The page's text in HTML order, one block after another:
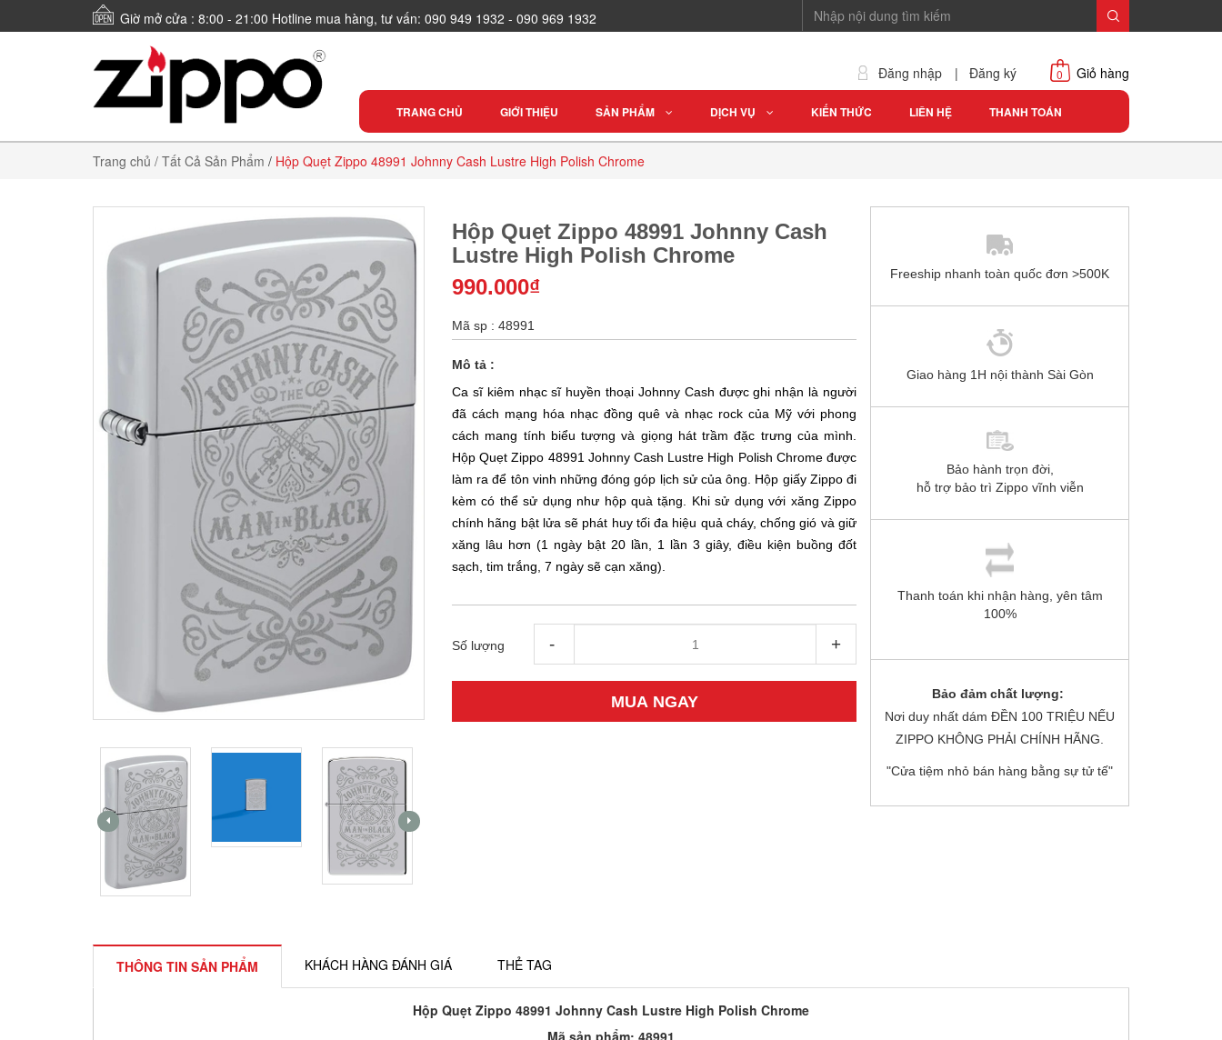
Giờ mở cửa : 8:00 - 21:00 Hotline mua hàng, tư vấn: 090 949 1932 - 090 969 1932
Đăng nhập | Đăng ký Giỏ hàng
0
TRANG CHỦ GIỚI THIỆU SẢN PHẨM DỊCH VỤ KIẾN THỨC LIÊN HỆ THANH TOÁN
Trang chủ / Tất Cả Sản Phẩm / Hộp Quẹt Zippo 48991 Johnny Cash Lustre High Polish Chrome
Hộp Quẹt Zippo 48991 Johnny Cash
Lustre High Polish Chrome
990.000₫
Mã sp : 48991
Mô tả :
Ca sĩ kiêm nhạc sĩ huyền thoại Johnny Cash được ghi nhận là người
đã cách mạng hóa nhạc đồng quê và nhạc rock của Mỹ với phong
cách mang tính biểu tượng và giọng hát trầm đặc trưng của mình.
Hộp Quẹt Zippo 48991 Johnny Cash Lustre High Polish Chrome được
làm ra để tôn vinh những đóng góp lịch sử của ông. Hộp giấy Zippo đi
kèm có thể sử dụng như hộp quà tặng. Khi sử dụng với xăng Zippo
chính hãng bật lửa sẽ phát huy tối đa hiệu quả cháy, chống gió và giữ
xăng lâu hơn (1 ngày bật 20 lần, 1 lần 3 giây, điều kiện buồng đốt
sạch, tim trắng, 7 ngày sẽ cạn xăng).
Số lượng - +
MUA NGAY
Freeship nhanh toàn quốc đơn >500K
Giao hàng 1H nội thành Sài Gòn
Bảo hành trọn đời,
hỗ trợ bảo trì Zippo vĩnh viễn
Thanh toán khi nhận hàng, yên tâm
100%
Bảo đảm chất lượng:
Nơi duy nhất dám ĐỀN 100 TRIỆU NẾU
ZIPPO KHÔNG PHẢI CHÍNH HÃNG.
"Cửa tiệm nhỏ bán hàng bằng sự tử tế"
THÔNG TIN SẢN PHẨM KHÁCH HÀNG ĐÁNH GIÁ THẺ TAG
Hộp Quẹt Zippo 48991 Johnny Cash Lustre High Polish Chrome
Mã sản phẩm: 48991